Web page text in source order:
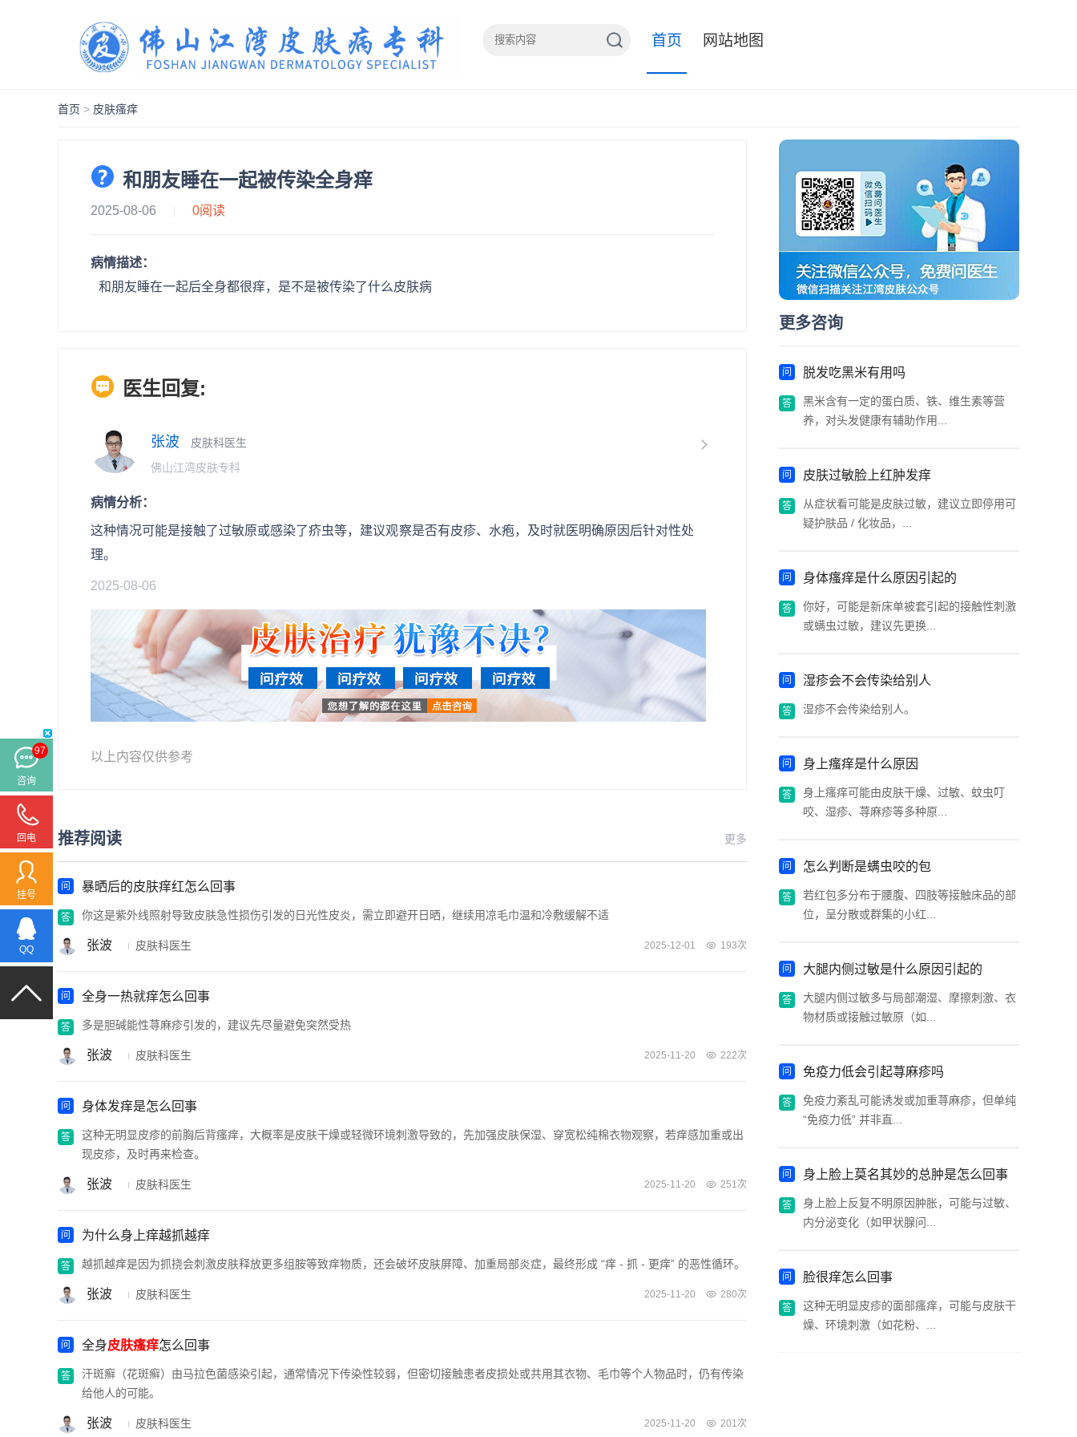
首页 网站地图
首页 > 皮肤瘙痒
和朋友睡在一起被传染全身痒
2025-08-06 0阅读
病情描述：
和朋友睡在一起后全身都很痒，是不是被传染了什么皮肤病
医生回复:
张波
皮肤科医生
佛山江湾皮肤专科
病情分析：
这种情况可能是接触了过敏原或感染了疥虫等，建议观察是否有皮疹、水疱，及时就医明确原因后针对性处
理。
2025-08-06
以上内容仅供参考
推荐阅读 更多
暴晒后的皮肤痒红怎么回事
你这是紫外线照射导致皮肤急性损伤引发的日光性皮炎，需立即避开日晒，继续用凉毛巾温和冷敷缓解不适
张波 皮肤科医生 2025-12-01 193次
全身一热就痒怎么回事
多是胆碱能性荨麻疹引发的，建议先尽量避免突然受热
张波 皮肤科医生 2025-11-20 222次
身体发痒是怎么回事
这种无明显皮疹的前胸后背瘙痒，大概率是皮肤干燥或轻微环境刺激导致的，先加强皮肤保湿、穿宽松纯棉衣物观察，若痒感加重或出
现皮疹，及时再来检查。
张波 皮肤科医生 2025-11-20 251次
为什么身上痒越抓越痒
越抓越痒是因为抓挠会刺激皮肤释放更多组胺等致痒物质，还会破坏皮肤屏障、加重局部炎症，最终形成 “痒 - 抓 - 更痒” 的恶性循环。
张波 皮肤科医生 2025-11-20 280次
全身皮肤瘙痒怎么回事
汗斑癣（花斑癣）由马拉色菌感染引起，通常情况下传染性较弱，但密切接触患者皮损处或共用其衣物、毛巾等个人物品时，仍有传染
给他人的可能。
张波 皮肤科医生 2025-11-20 201次
更多咨询
脱发吃黑米有用吗
黑米含有一定的蛋白质、铁、维生素等营
养，对头发健康有辅助作用...
皮肤过敏脸上红肿发痒
从症状看可能是皮肤过敏，建议立即停用可
疑护肤品 / 化妆品，...
身体瘙痒是什么原因引起的
你好，可能是新床单被套引起的接触性刺激
或螨虫过敏，建议先更换...
湿疹会不会传染给别人
湿疹不会传染给别人。
身上瘙痒是什么原因
身上瘙痒可能由皮肤干燥、过敏、蚊虫叮
咬、湿疹、荨麻疹等多种原...
怎么判断是螨虫咬的包
若红包多分布于腰腹、四肢等接触床品的部
位，呈分散或群集的小红...
大腿内侧过敏是什么原因引起的
大腿内侧过敏多与局部潮湿、摩擦刺激、衣
物材质或接触过敏原（如...
免疫力低会引起荨麻疹吗
免疫力紊乱可能诱发或加重荨麻疹，但单纯
“免疫力低” 并非直...
身上脸上莫名其妙的总肿是怎么回事
身上脸上反复不明原因肿胀，可能与过敏、
内分泌变化（如甲状腺问...
脸很痒怎么回事
这种无明显皮疹的面部瘙痒，可能与皮肤干
燥、环境刺激（如花粉、...
97
咨询
回电
挂号
QQ